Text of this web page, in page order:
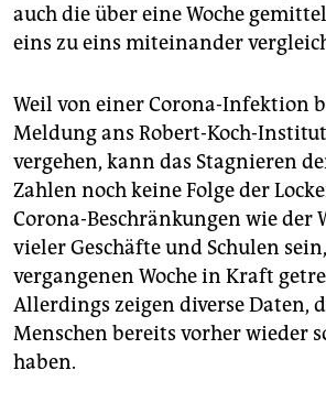
auch die über eine Woche
eins zu eins miteinander
Weil von einer Corona-Infektion
Meldung ans Robert-Koch-Institut
vergehen, kann das Stagnieren
Zahlen noch keine Folge der
Corona-Beschränkungen wie der
vieler Geschäfte und Schulen
vergangenen Woche in Kraft
Allerdings zeigen diverse Daten,
Menschen bereits vorher wieder
haben.